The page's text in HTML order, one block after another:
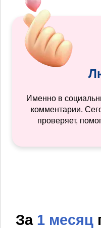
Именно в
комментарии.
проверяет,
За 1 месяц